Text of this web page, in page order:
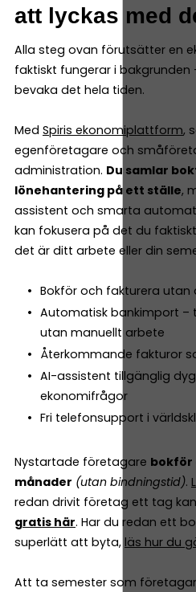
att lyckas med
Alla steg ovan förutsätter en
faktiskt fungerar i
bevaka det hela tiden.
Med Spiris ekonomiplattform,
egenföretagare och
administration. Du samlar
lönehantering på ett ställe,
assistent och smarta
kan fokusera på det du
det är ditt arbete eller din
Bokför och fakturera
Automatisk bankimport –
utan manuellt arbete
Återkommande fakturor
AI-assistent tillgänglig
ekonomifrågor
Fri telefonsupport i
Nystartade företagare bokför
månader (utan bindningstid).
redan drivit företag ett tag
gratis här. Har du redan ett
superlätt att byta, läs hur du
Att ta semester som